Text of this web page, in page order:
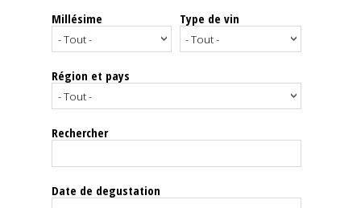
Notes
dégustation
Le
magazine
Millésime Type de vin
Région et pays
Rechercher
Date de degustation